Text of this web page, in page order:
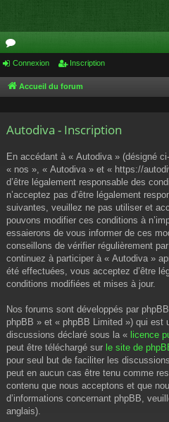
or
u
s
Connexion Inscription
Accueil du forum
Autodiva - Inscription
En accédant à « Autodiva » (désigné
« nos », « Autodiva » et « https://
d’être légalement responsable des
n’acceptez pas d’être légalement
suivantes, veuillez ne pas utiliser et
pouvons modifier ces conditions à
essaierons de vous informer de ces
conseillons de vérifier régulièrement
continuez à participer à « Autodiva »
été effectuées, vous acceptez d’être
conditions modifiées et mises à jour.
Nos forums sont développés par
phpBB » et « phpBB Limited ») qui est
discussions déclaré sous la « licence
peut être téléchargé sur le site de
pour seul but de faciliter les
peut en aucun cas être tenu comme
contenu que nous acceptons et que
d’informations concernant phpBB,
anglais).